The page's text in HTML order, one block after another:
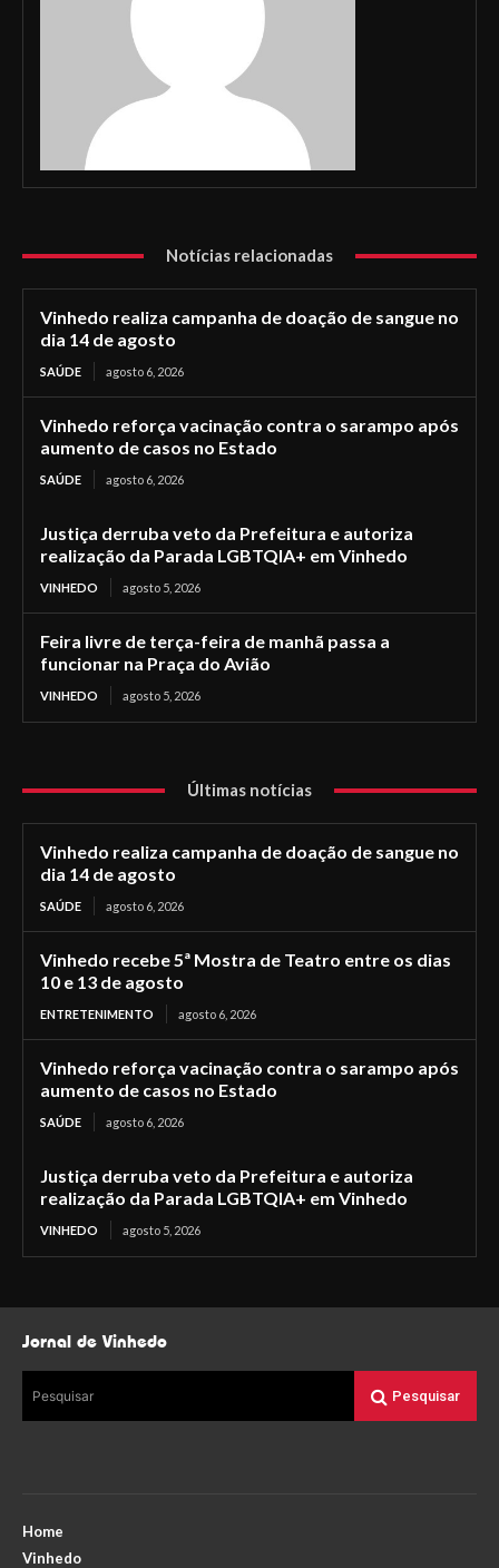
Notícias relacionadas
Vinhedo realiza campanha de doação de sangue no
dia 14 de agosto
SAÚDE agosto 6, 2026
Vinhedo reforça vacinação contra o sarampo após
aumento de casos no Estado
SAÚDE agosto 6, 2026
Justiça derruba veto da Prefeitura e autoriza
realização da Parada LGBTQIA+ em Vinhedo
VINHEDO agosto 5, 2026
Feira livre de terça-feira de manhã passa a
funcionar na Praça do Avião
VINHEDO agosto 5, 2026
Últimas notícias
Vinhedo realiza campanha de doação de sangue no
dia 14 de agosto
SAÚDE agosto 6, 2026
Vinhedo recebe 5ª Mostra de Teatro entre os dias
10 e 13 de agosto
ENTRETENIMENTO agosto 6, 2026
Vinhedo reforça vacinação contra o sarampo após
aumento de casos no Estado
SAÚDE agosto 6, 2026
Justiça derruba veto da Prefeitura e autoriza
realização da Parada LGBTQIA+ em Vinhedo
VINHEDO agosto 5, 2026
Jornal de Vinhedo
Pesquisar Pesquisar
Home
Vinhedo